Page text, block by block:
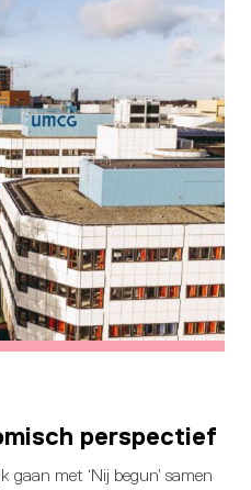
perspectief
met ‘Nij begun’ samen